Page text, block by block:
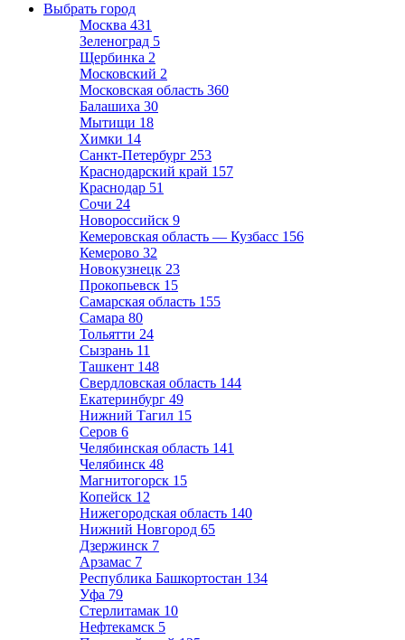
Выбрать город
Москва 431
Зеленоград 5
Щербинка 2
Московский 2
Московская область 360
Балашиха 30
Мытищи 18
Химки 14
Санкт-Петербург 253
Краснодарский край 157
Краснодар 51
Сочи 24
Новороссийск 9
Кемеровская область — Кузбасс 156
Кемерово 32
Новокузнецк 23
Прокопьевск 15
Самарская область 155
Самара 80
Тольятти 24
Сызрань 11
Ташкент 148
Свердловская область 144
Екатеринбург 49
Нижний Тагил 15
Серов 6
Челябинская область 141
Челябинск 48
Магнитогорск 15
Копейск 12
Нижегородская область 140
Нижний Новгород 65
Дзержинск 7
Арзамас 7
Республика Башкортостан 134
Уфа 79
Стерлитамак 10
Нефтекамск 5